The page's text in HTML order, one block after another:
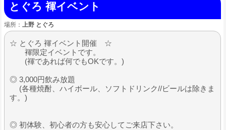
とぐろ 褌イベント
場所： 上野 とぐろ
☆ とぐろ 褌イベント開催 ☆
褌限定イベントです。
(褌であれば何でもOKです。)
◎ 3,000円飲み放題
(各種焼酎、ハイボール、ソフトドリンク//ビールは除きま
す。)
◎ 初体験、初心者の方も安心してご来店下さい。